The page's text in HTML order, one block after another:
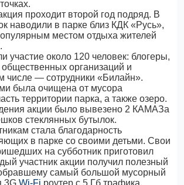
проходит второй год подряд. В
наводили в парке близ КДК «Русь»,
местом отдыха жителей
участие около 120 человек: блогеры,
общественных организаций и
числе — сотрудники «Билайн».
была очищена от мусора
территории парка, а также озеро.
акции было вывезено 2 КАМАЗа
стеклянных бутылок.
стала благодарность
в парке со своими детьми. Свои
на субботник приготовил
участник акции получил полезный
самый большой мусорный
3GWi-Fi роутер с 5 Гб трафика.